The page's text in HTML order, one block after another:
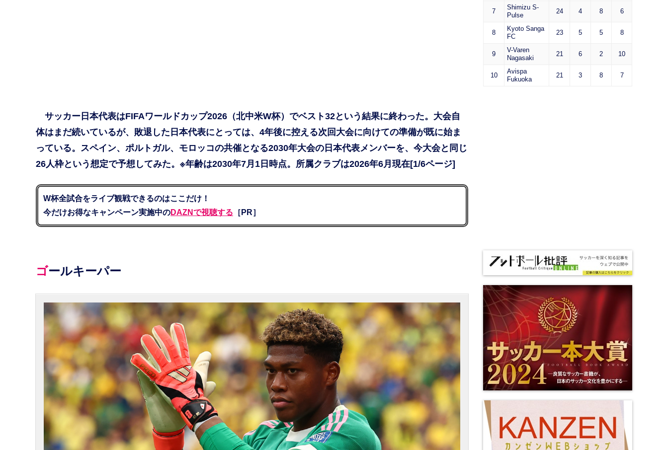
サッカー日本代表はFIFAワールドカップ2026（北中米W杯）でベスト32という結果に終わった。大会自
体はまだ続いているが、敗退した日本代表にとっては、4年後に控える次回大会に向けての準備が既に始ま
っている。スペイン、ポルトガル、モロッコの共催となる2030年大会の日本代表メンバーを、今大会と同じ
26人枠という想定で予想してみた。※年齢は2030年7月1日時点。所属クラブは2026年6月現在[1/6ページ]
W杯全試合をライブ観戦できるのはここだけ！
今だけお得なキャンペーン実施中のDAZNで視聴する ［PR］
ゴールキーパー
7
Shimizu S-
Pulse
24 4 8 6
8
Kyoto Sanga
FC
23 5 5 8
9
V-Varen
Nagasaki
21 6 2 10
10
Avispa
Fukuoka
21 3 8 7